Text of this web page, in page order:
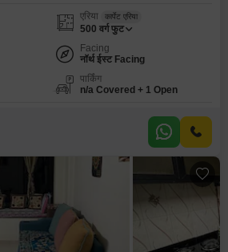
एरिया कार्पेट एरिया
500 वर्ग फुट
Facing
नॉर्थ ईस्ट Facing
पार्किंग
n/a Covered + 1 Open